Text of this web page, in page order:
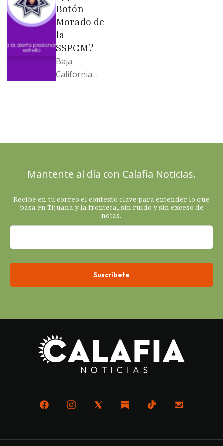
Botón
Morado de
la
SSPCM?
Baja
California
2025 con
termómetro
s
económicos.
Mantente al día con Calafia Noticias.
Recibe en tu correo el contexto clave para entender lo que
pasa en Tijuana y la frontera, sin ruido y sin exceso de
notas.